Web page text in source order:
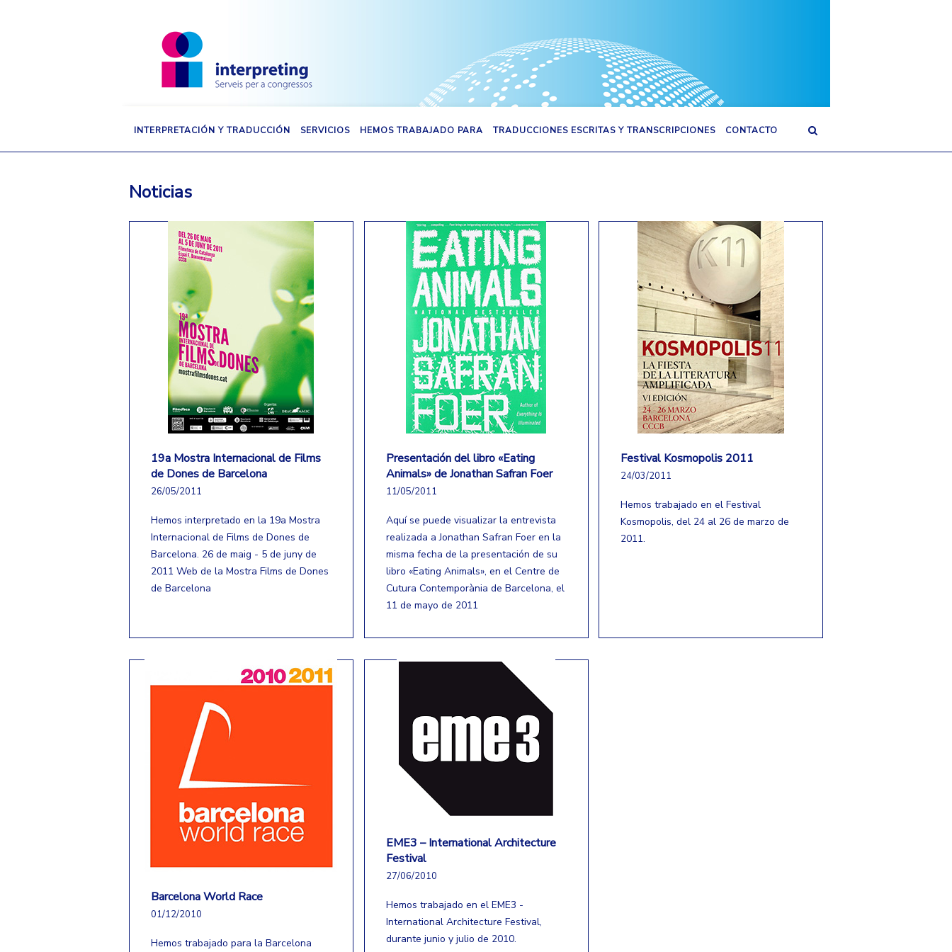
INTERPRETACIÓN Y TRADUCCIÓN SERVICIOS HEMOS TRABAJADO PARA TRADUCCIONES ESCRITAS Y TRANSCRIPCIONES CONTACTO
Noticias
19a Mostra Internacional de Films
de Dones de Barcelona
26/05/2011
Hemos interpretado en la 19a Mostra
Internacional de Films de Dones de
Barcelona. 26 de maig - 5 de juny de
2011 Web de la Mostra Films de Dones
de Barcelona
Presentación del libro «Eating
Animals» de Jonathan Safran Foer
11/05/2011
Aquí se puede visualizar la entrevista
realizada a Jonathan Safran Foer en la
misma fecha de la presentación de su
libro «Eating Animals», en el Centre de
Cutura Contemporània de Barcelona, el
11 de mayo de 2011
Festival Kosmopolis 2011
24/03/2011
Hemos trabajado en el Festival
Kosmopolis, del 24 al 26 de marzo de
2011.
Barcelona World Race
01/12/2010
Hemos trabajado para la Barcelona
EME3 – International Architecture
Festival
27/06/2010
Hemos trabajado en el EME3 -
International Architecture Festival,
durante junio y julio de 2010.